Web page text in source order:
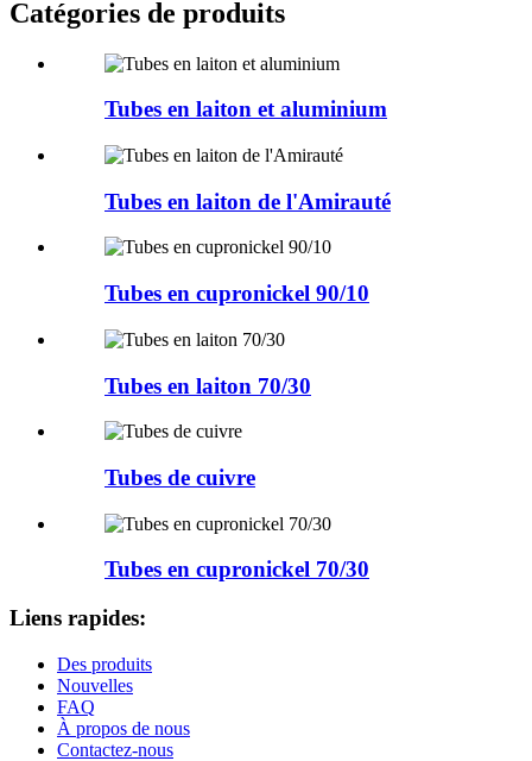
Catégories de produits
Tubes en laiton et aluminium
Tubes en laiton de l'Amirauté
Tubes en cupronickel 90/10
Tubes en laiton 70/30
Tubes de cuivre
Tubes en cupronickel 70/30
Liens rapides:
Des produits
Nouvelles
FAQ
À propos de nous
Contactez-nous